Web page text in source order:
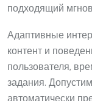
подходящий
Адаптивные
контент и
пользователя,
задания.